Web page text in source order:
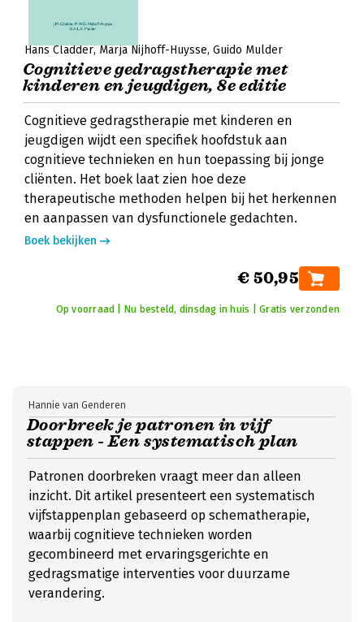
Hans Cladder Marja Nijhoff-Huysse Guido Mulder
Cognitieve gedragstherapie met
kinderen en jeugdigen, 8e editie
Cognitieve gedragstherapie met kinderen en
jeugdigen wijdt een specifiek hoofdstuk aan
cognitieve technieken en hun toepassing bij jonge
cliënten. Het boek laat zien hoe deze
therapeutische methoden helpen bij het herkennen
en aanpassen van dysfunctionele gedachten.
Boek bekijken
€ 50,95
Op voorraad | Nu besteld, dinsdag in huis | Gratis verzonden
Doorbreek je patronen in vijf
stappen - Een systematisch plan
Hannie van Genderen
Patronen doorbreken vraagt meer dan alleen
inzicht. Dit artikel presenteert een systematisch
vijfstappenplan gebaseerd op schematherapie,
waarbij cognitieve technieken worden
gecombineerd met ervaringsgerichte en
gedragsmatige interventies voor duurzame
verandering.